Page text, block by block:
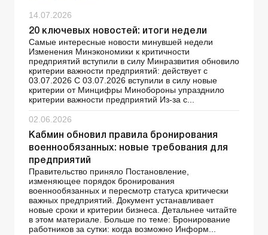
14.07.2026
20 ключевых новостей: итоги недели
Самые интересные новости минувшей недели
Изменения Минэкономики к критичности
предприятий вступили в силу Минразвития обновило
критерии важности предприятий: действует с
03.07.2026 С 03.07.2026 вступили в силу новые
критерии от Минцифры Минобороны упразднило
критерии важности предприятий Из-за с...
02.06.2026
Кабмин обновил правила бронирования
военнообязанных: новые требования для
предприятий
Правительство приняло Постановление,
изменяющее порядок бронирования
военнообязанных и пересмотр статуса критически
важных предприятий. Документ устанавливает
новые сроки и критерии бизнеса. Детальнее читайте
в этом материале. Больше по теме: Бронирование
работников за сутки: когда возможно Информ...